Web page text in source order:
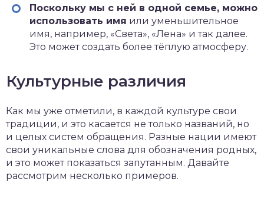
Поскольку мы с ней в одной семье, можно
использовать имя или уменьшительное
имя, например, «Света», «Лена» и так далее.
Это может создать более тёплую атмосферу.
Культурные различия
Как мы уже отметили, в каждой культуре свои
традиции, и это касается не только названий, но
и целых систем обращения. Разные нации имеют
свои уникальные слова для обозначения родных,
и это может показаться запутанным. Давайте
рассмотрим несколько примеров.